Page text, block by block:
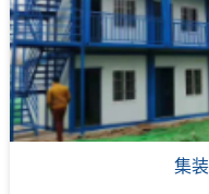
集